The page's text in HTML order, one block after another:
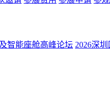
智能座舱高峰论坛 2026深